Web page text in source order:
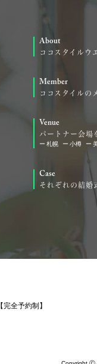
About
ココスタイルウ
Member
ココスタイルの
Venue
パートナー会場
札幌 小樽
Case
それぞれの結婚
【完全予約制】